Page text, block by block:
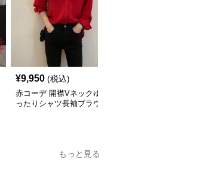
¥9,950 (税込)
赤コーデ 開襟Vネックゆ
ったりシャツ長袖ブラウ
もっと見る